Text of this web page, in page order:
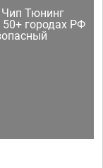
Чип Тюнинг
городах РФ